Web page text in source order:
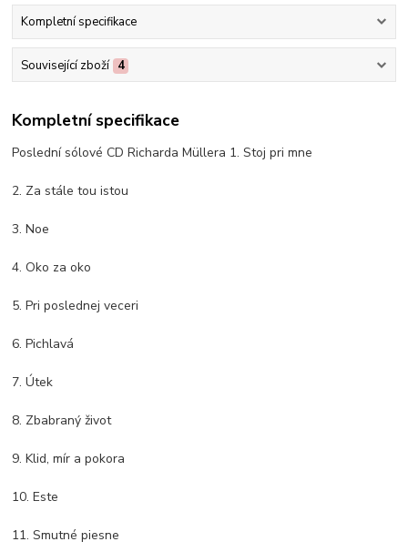
Kompletní specifikace
Související zboží 4
Kompletní specifikace
Poslední sólové CD Richarda Müllera 1. Stoj pri mne
2. Za stále tou istou
3. Noe
4. Oko za oko
5. Pri poslednej veceri
6. Pichlavá
7. Útek
8. Zbabraný život
9. Klid, mír a pokora
10. Este
11. Smutné piesne